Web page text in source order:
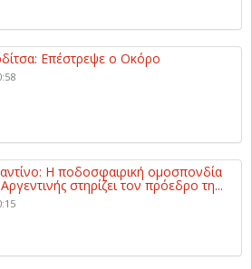
Επέστρεψε ο Οκόρο
Η ποδοσφαιρική ομοσπονδία
στηρίζει τον πρόεδρο τη...